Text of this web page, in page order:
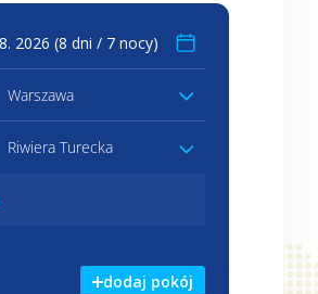
Warszawa
Riwiera Turecka
dodaj pokój